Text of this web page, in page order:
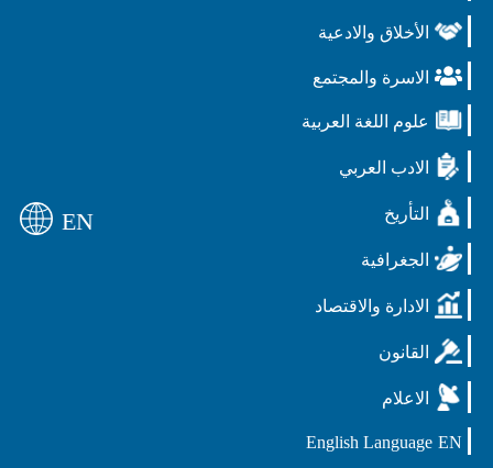
الأخلاق والادعية
الاسرة والمجتمع
علوم اللغة العربية
الادب العربي
التأريخ
الجغرافية
الادارة والاقتصاد
القانون
الاعلام
EN
English Language
EN